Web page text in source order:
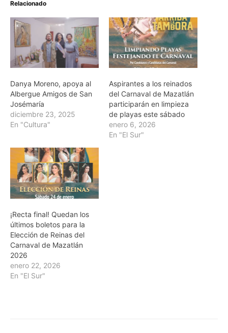
Relacionado
Danya Moreno, apoya al
Albergue Amigos de San
Josémaría
diciembre 23, 2025
En "Cultura"
Aspirantes a los reinados
del Carnaval de Mazatlán
participarán en limpieza
de playas este sábado
enero 6, 2026
En "El Sur"
¡Recta final! Quedan los
últimos boletos para la
Elección de Reinas del
Carnaval de Mazatlán
2026
enero 22, 2026
En "El Sur"